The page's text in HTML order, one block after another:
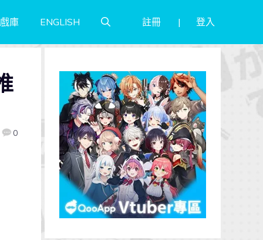
庫 ENGLISH 註冊 登入
0